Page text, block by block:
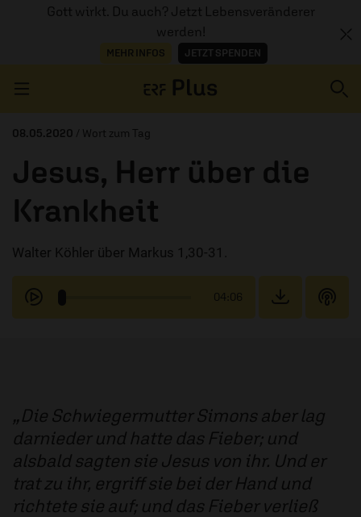
Gott wirkt. Du auch? Jetzt Lebensveränderer
werden!
MEHR INFOS JETZT SPENDEN
AUDIOTHEK
PROGRAMM
MITMACHEN
08.05.2020 / Wort zum Tag
Jesus, Herr über die
Krankheit
Walter Köhler über Markus 1,30-31.
04:06
Die Schwiegermutter Simons aber lag
darnieder und hatte das Fieber; und
alsbald sagten sie Jesus von ihr. Und er
trat zu ihr, ergriff sie bei der Hand und
richtete sie auf; und das Fieber verließ